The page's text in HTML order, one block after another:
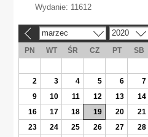
Wydanie: 11612
marzec 2020
PN WT ŚR CZ PT SB
2
3 4 5 6 7
9
10 11 12 13 14
16
17 18 19 20 21
23
24 25 26 27 28